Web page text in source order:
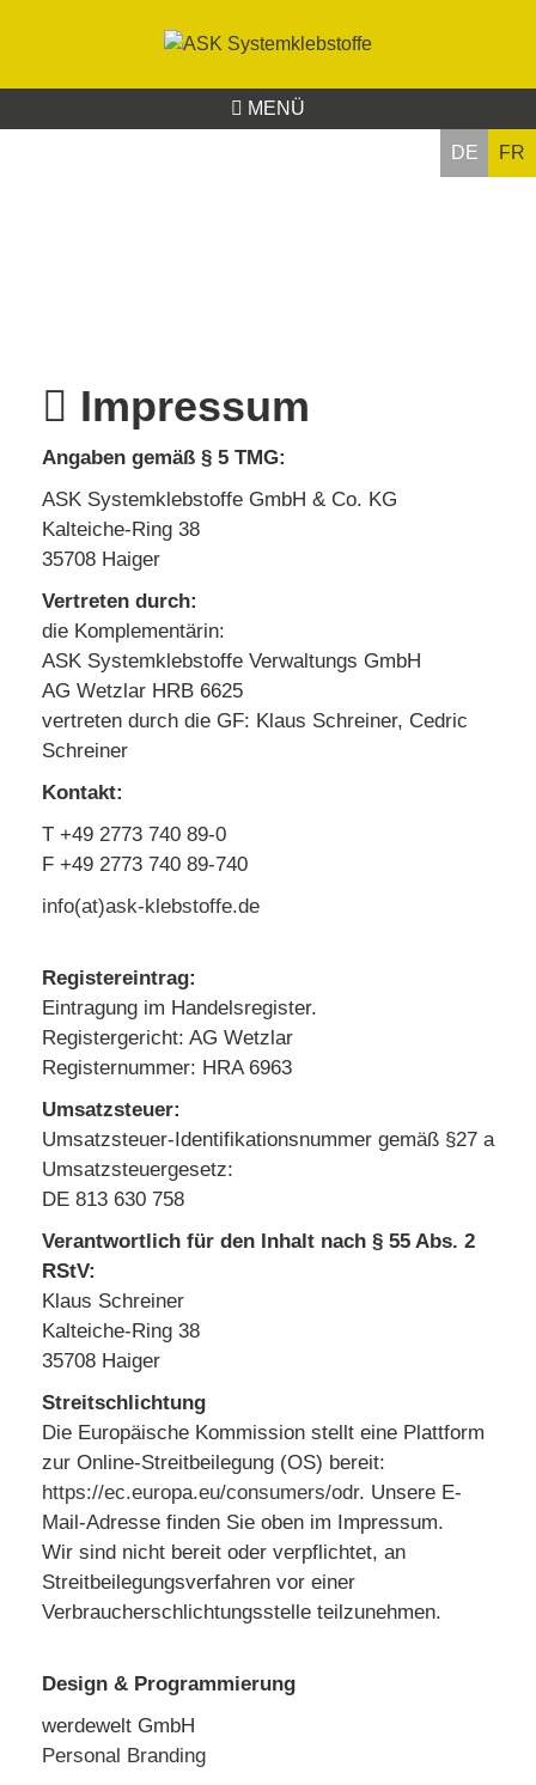
MENÜ
DE FR
Impressum
Angaben gemäß § 5 TMG:
ASK Systemklebstoffe GmbH & Co. KG
Kalteiche-Ring 38
35708 Haiger
Vertreten durch:
die Komplementärin:
ASK Systemklebstoffe Verwaltungs GmbH
AG Wetzlar HRB 6625
vertreten durch die GF: Klaus Schreiner, Cedric
Schreiner
Kontakt:
T +49 2773 740 89-0
F +49 2773 740 89-740
info(at)ask-klebstoffe.de
Registereintrag:
Eintragung im Handelsregister.
Registergericht: AG Wetzlar
Registernummer: HRA 6963
Umsatzsteuer:
Umsatzsteuer-Identifikationsnummer gemäß §27 a
Umsatzsteuergesetz:
DE 813 630 758
Verantwortlich für den Inhalt nach § 55 Abs. 2
RStV:
Klaus Schreiner
Kalteiche-Ring 38
35708 Haiger
Streitschlichtung
Die Europäische Kommission stellt eine Plattform
zur Online-Streitbeilegung (OS) bereit:
https://ec.europa.eu/consumers/odr. Unsere E-
Mail-Adresse finden Sie oben im Impressum.
Wir sind nicht bereit oder verpflichtet, an
Streitbeilegungsverfahren vor einer
Verbraucherschlichtungsstelle teilzunehmen.
Design & Programmierung
werdewelt GmbH
Personal Branding